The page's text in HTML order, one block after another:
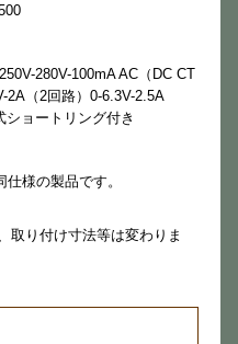
280V-100mA AC（DC CT
2A（2回路）0-6.3V-2.5A
ョートリング付き
様の製品です。
変わりま